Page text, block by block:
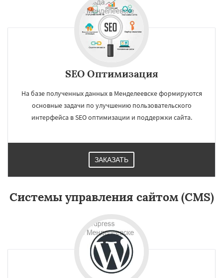
регионам
Нахабино
Обухово Октябрьский
Решетниково Родники
Софрино
Уваровка Удельная
SEO Оптимизация
На базе полученных данных в Менделеевске формируются
основные задачи по улучшению пользовательского
интерфейса в SEO оптимизации и поддержки сайта.
ЗАКАЗАТЬ
Системы управления сайтом (CMS)
Даю согласие на обработку персональных данных